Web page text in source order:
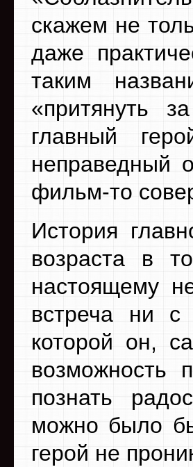
скажем не
даже
таким
«притянуть
главный
неправедный
фильм-то
История
возраста в
настоящему
встреча ни с
которой он,
познать
можно было
герой не